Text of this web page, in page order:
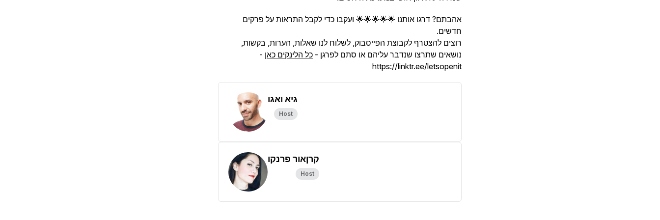
אהבתם? דרגו אותנו 🌟🌟🌟🌟🌟 ועקבו כדי לקבל התראות על פרקים
חדשים.
רוצים להצטרף לקבוצת הפייסבוק, לשלוח לנו שאלות, הערות, בקשות,
נושאים שתרצו שנדבר עליהם או סתם לפרגן - כל הלינקים כאן -
https://linktr.ee/letsopenit
גיא ואגו
Host
קרןאור פרנקו
Host